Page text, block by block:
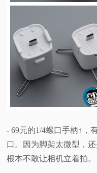
- 69元的1/4螺口手柄↑，
口。因为脚架太微型，
根本不敢让相机立着拍。